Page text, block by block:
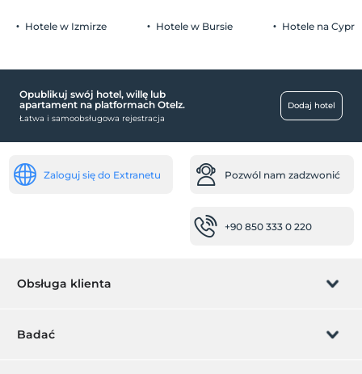
zdrowie
Wyposażenie pokoju antybakteryjne
Usługa codziennego sprzątania
Hotele w Izmirze Hotele w Bursie Hotele na
Opublikuj swój hotel, willę lub
apartament na platformach Otelz.
Łatwa i samoobsługowa rejestracja
Dodaj hotel
Zaloguj się do Extranetu Pozwól nam zadzwonić
+90 850 333 0 220
Obsługa klienta
Zarządzanie rezerwacją
Badać